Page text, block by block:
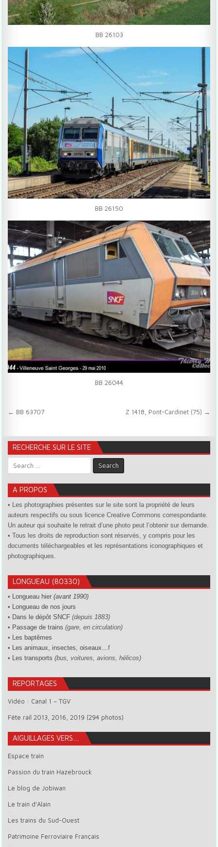
BB 26103
BB 26150
BB 26044
Navigation de l’article
← BB 63707 Z 1418, Pont-Cardinet (75) →
RECHERCHE SUR LE SITE
Search for:
A PROPOS
• Les photographies présentes sur le site sont la propriété de leurs
auteurs respectifs ou sous licence Creative Commons correspondante.
Un auteur qui souhaite le retrait d’une photo peut l’obtenir sur demande.
• Tous les droits de reproduction sont réservés, y compris pour les
documents téléchargeables et les représentations iconographiques et
photographiques.
LONGUEAU (80330)
• Longueau hier (avant 1990)
•
Longueau de nos jours
• Dans le dépôt SNCF (depuis 1883)
• Passage de trains (gare, en circulation)
•
Les baptêmes
•
Les animaux, insectes, oiseaux…f
•
Les transports (bus, voitures, avions, hélicos)
REPORTAGES
Vidéo : Canal 1 – TGV
Fête rail 2013, 2016, 2019 (294 photos)
AIGUILLAGES VERS…
Espace train
Passion du train Hazebrouck
Le blog de Jobiwan
Le train d’Alain
Les trains du Sud-Ouest
Patrimoine Ferroviaire Français